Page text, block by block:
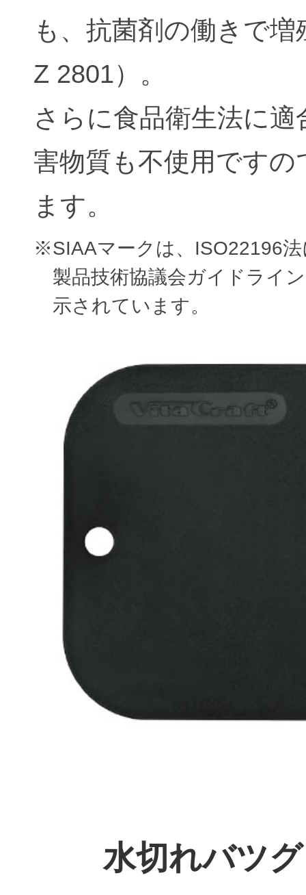
も、抗菌剤の働きで
Z 2801）。
さらに食品衛生法に
害物質も不使用です
ます。
※SIAAマークは、ISO22196
製品技術協議会ガイドライ
示されています。
水切れバツ